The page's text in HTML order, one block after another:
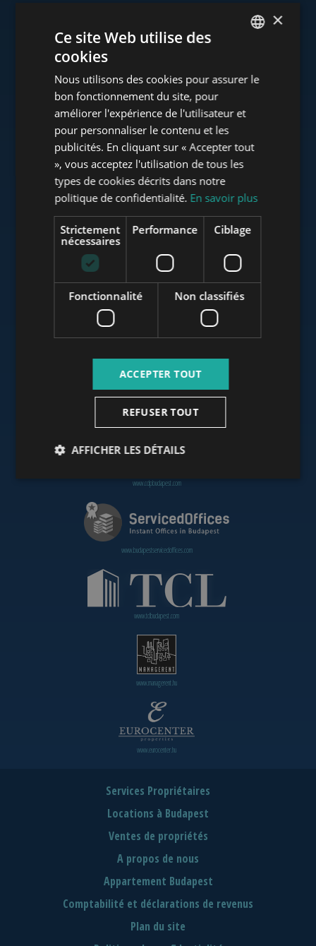
www.towerassistance.com
www.mybudapesthome.com
www.budapestluxuryapartments.hu
www.budapestoffices.net
www.cdpbudapest.com
www.budapestservicedoffices.com
www.tclbudapest.com
www.managerent.hu
www.eurocenter.hu
Services Propriétaires
Locations à Budapest
Ventes de propriétés
A propos de nous
Appartement Budapest
Comptabilité et déclarations de revenus
Plan du site
HUNGARIAN
FRENCH
ITALIAN
RUSSIAN
ARABIC
×
Ce site Web utilise des
cookies
Nous utilisons des cookies pour assurer le
bon fonctionnement du site, pour
améliorer l'expérience de l'utilisateur et
pour personnaliser le contenu et les
publicités. En cliquant sur « Accepter tout
», vous acceptez l'utilisation de tous les
types de cookies décrits dans notre
politique de confidentialité. En savoir plus
Strictement
nécessaires
Performance Ciblage
Fonctionnalité Non classifiés
ACCEPTER TOUT
REFUSER TOUT
AFFICHER LES DÉTAILS